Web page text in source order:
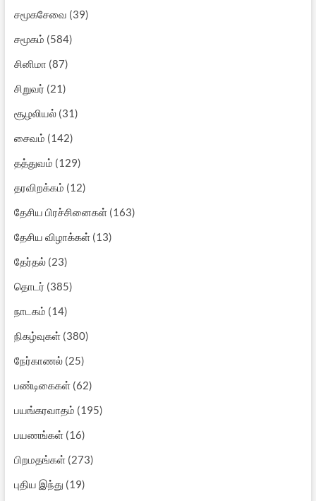
சமூகசேவை (39)
சமூகம் (584)
சினிமா (87)
சிறுவர் (21)
சூழலியல்(31)
சைவம் (142)
தத்துவம் (129)
தரவிறக்கம் (12)
தேசிய பிரச்சினைகள்(163)
தேசிய விழாக்கள்(13)
தேர்தல்(23)
தொடர் (385)
நாடகம் (14)
நிகழ்வுகள்(380)
நேர்காணல்(25)
பண்டிகைகள்(62)
பயங்கரவாதம் (195)
பயணங்கள்(16)
பிறமதங்கள்(273)
புதிய இந்து (19)